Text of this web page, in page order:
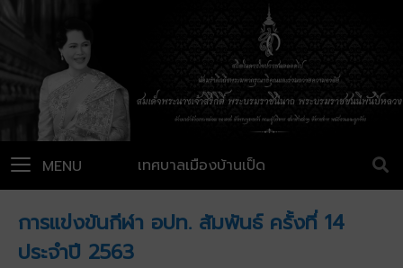
เทศบาลเมืองบ้านเป็ด
MENU
การแข่งขันกีฬา อปท. สัมพันธ์ ครั้งที่ 14
ประจำปี 2563